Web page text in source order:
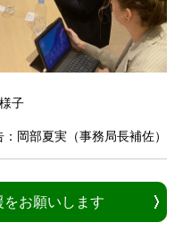
子
：岡部夏実（事務局長補佐）
お願いします